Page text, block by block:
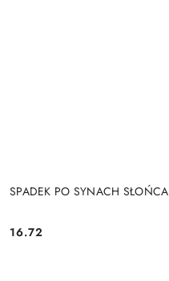
SPADEK PO SYNACH SŁOŃCA
Cena:
16.72